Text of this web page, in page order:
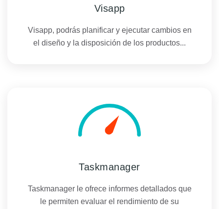
Visapp
Visapp, podrás planificar y ejecutar cambios en
el diseño y la disposición de los productos...
Taskmanager
Taskmanager le ofrece informes detallados que
le permiten evaluar el rendimiento de su